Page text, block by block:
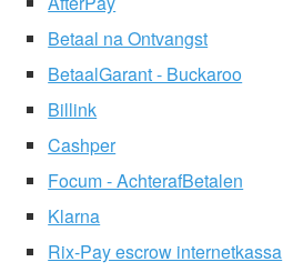
Betaal na Ontvangst
BetaalGarant - Buckaroo
Billink
Cashper
Focum - AchterafBetalen
Klarna
Rix-Pay escrow internetkassa